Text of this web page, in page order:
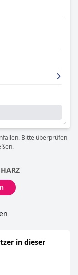
Bitte überprüfen
in dieser